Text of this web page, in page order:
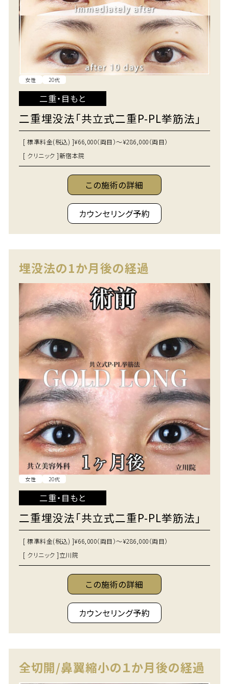
女性 20代
二重・目もと
二重埋没法「共立式二重P-PL挙筋法」
[ 標準料金(税込) ]¥66,000（両目）～¥286,000（両目）
[ クリニック ]新宿本院
この施術の詳細
カウンセリング予約
埋没法の1か月後の経過
女性 20代
二重・目もと
二重埋没法「共立式二重P-PL挙筋法」
[ 標準料金(税込) ]¥66,000（両目）～¥286,000（両目）
[ クリニック ]立川院
この施術の詳細
カウンセリング予約
全切開/鼻翼縮小の１か月後の経過